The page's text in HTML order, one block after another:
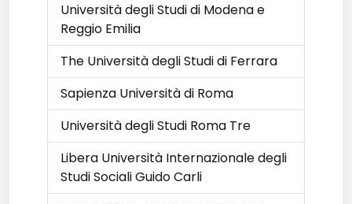
Università degli Studi di Modena e
Reggio Emilia
The Università degli Studi di Ferrara
Sapienza Università di Roma
Università degli Studi Roma Tre
Libera Università Internazionale degli
Studi Sociali Guido Carli